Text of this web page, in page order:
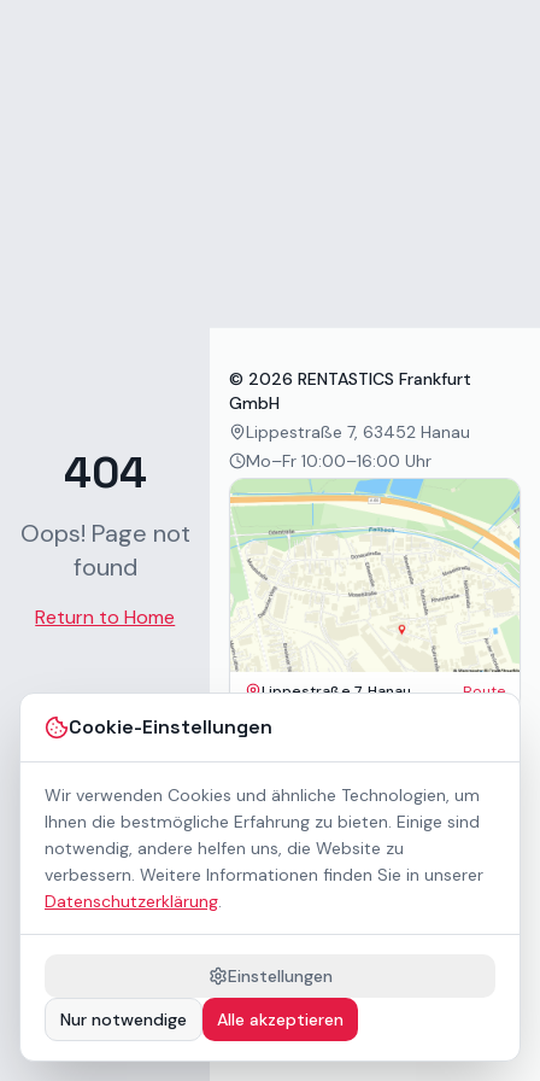
Cookie-Einstellungen
Wir verwenden Cookies und ähnliche Technologien, um
Ihnen die bestmögliche Erfahrung zu bieten. Einige sind
notwendig, andere helfen uns, die Website zu
verbessern. Weitere Informationen finden Sie in unserer
Datenschutzerklärung.
Einstellungen
Nur notwendige
Alle akzeptieren
404
Oops! Page not
found
Return to Home
© 2026 RENTASTICS Frankfurt
GmbH
Lippestraße 7, 63452 Hanau
Mo–Fr 10:00–16:00 Uhr
Lippestraße 7, Hanau Route
Impressum
Barrierefreiheit
Kontakt
Mietbedingungen
Cookie-Einstellungen
Downloads
Preisliste (PDF)
Barrierefrei nach WCAG 2.1 AA